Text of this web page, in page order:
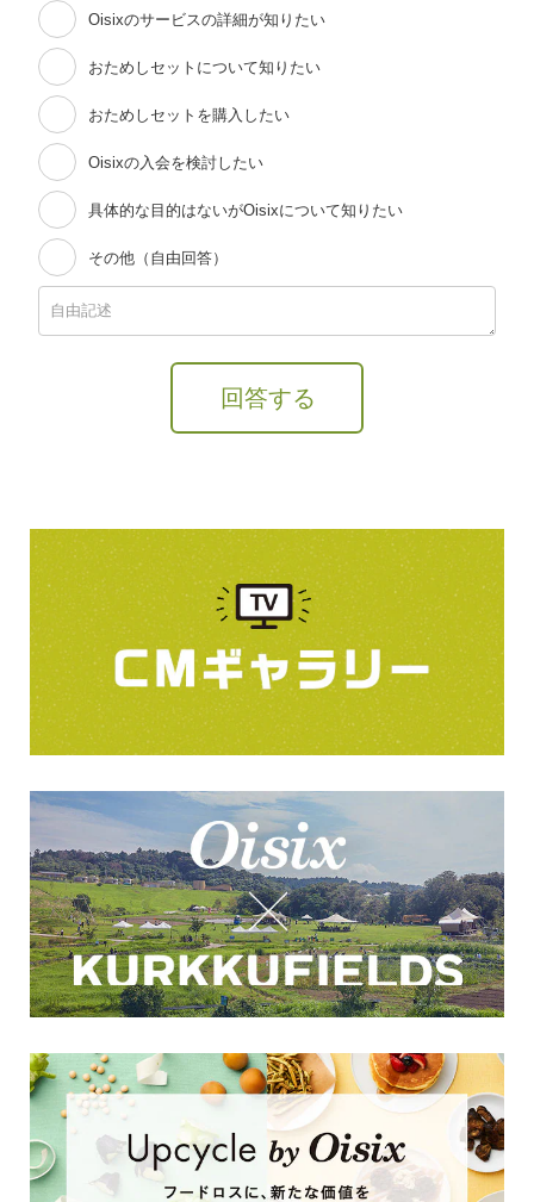
Oisixのサービスの詳細が知りたい
おためしセットについて知りたい
おためしセットを購入したい
Oisixの入会を検討したい
具体的な目的はないがOisixについて知りたい
その他（自由回答）
回答する